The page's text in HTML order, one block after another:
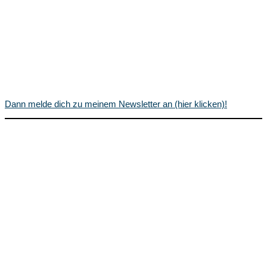
Dann melde dich zu meinem Newsletter an (hier klicken)!